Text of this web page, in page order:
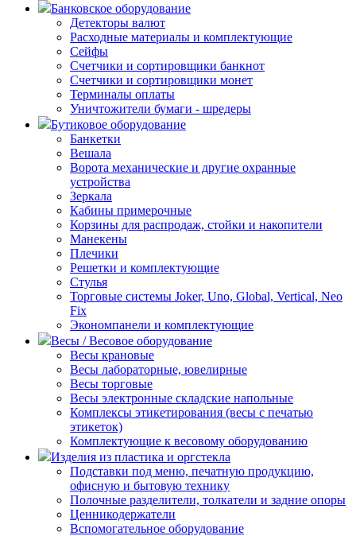
Банковское оборудование
Детекторы валют
Расходные материалы и комплектующие
Сейфы
Счетчики и сортировщики банкнот
Счетчики и сортировщики монет
Терминалы оплаты
Уничтожители бумаги - шредеры
Бутиковое оборудование
Банкетки
Вешала
Ворота механические и другие охранные
устройства
Зеркала
Кабины примерочные
Корзины для распродаж, стойки и накопители
Манекены
Плечики
Решетки и комплектующие
Стулья
Торговые системы Joker, Uno, Global, Vertical, Neo
Fix
Экономпанели и комплектующие
Весы / Весовое оборудование
Весы крановые
Весы лабораторные, ювелирные
Весы торговые
Весы электронные складские напольные
Комплексы этикетирования (весы с печатью
этикеток)
Комплектующие к весовому оборудованию
Изделия из пластика и оргстекла
Подставки под меню, печатную продукцию,
офисную и бытовую технику
Полочные разделители, толкатели и задние опоры
Ценникодержатели
Вспомогательное оборудование